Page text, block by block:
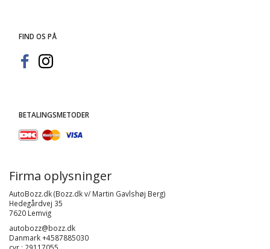
FIND OS PÅ
BETALINGSMETODER
Firma oplysninger
AutoBozz.dk (Bozz.dk v/ Martin Gavlshøj Berg)
Hedegårdvej 35
7620 Lemvig
autobozz@bozz.dk
Danmark +4587885030